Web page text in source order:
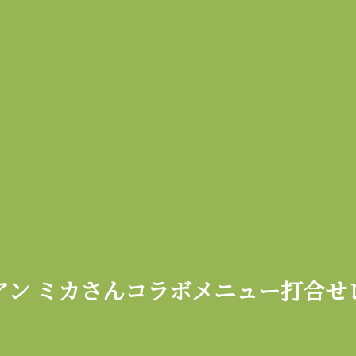
ン ミカさんコラボメニュー打合せ